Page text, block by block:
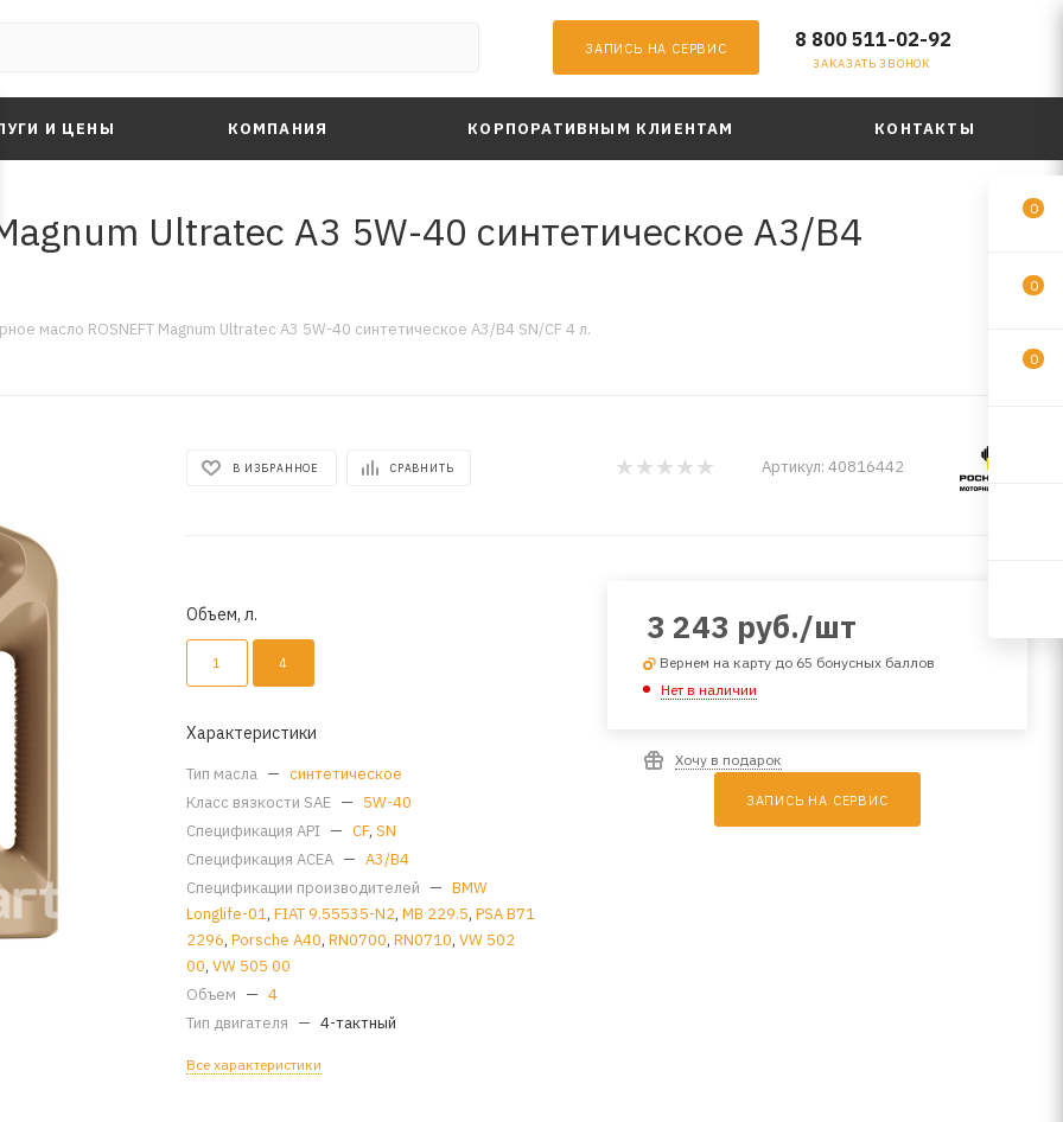
ЗАПИСЬ НА СЕРВИС 8 800 511-02-92
ЗАКАЗАТЬ ЗВОНОК
И ЦЕНЫ КОМПАНИЯ КОРПОРАТИВНЫМ КЛИЕНТАМ КОНТАКТЫ
Ultratec A3 5W-40 синтетическое A3/B4
масло ROSNEFT Magnum Ultratec A3 5W-40 синтетическое A3/B4 SN/CF 4 л.
В ИЗБРАННОЕ СРАВНИТЬ Артикул: 40816442
Объем, л.
1 4
Характеристики
Тип масла — синтетическое
Класс вязкости SAE — 5W-40
Спецификация API — CF,SN
Спецификация ACEA — A3/B4
Спецификации производителей — BMW
Longlife-01,FIAT 9.55535-N2,MB 229.5,PSA B71
2296,Porsche A40,RN0700,RN0710,VW 502
00,VW 505 00
Объем — 4
Тип двигателя — 4-тактный
Все характеристики
3 243 руб./шт
Вернем на карту до 65 бонусных баллов
Нет в наличии
Хочу в подарок
ЗАПИСЬ НА СЕРВИС
0
0
0